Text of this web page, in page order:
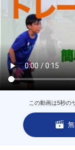
この動画は5秒の